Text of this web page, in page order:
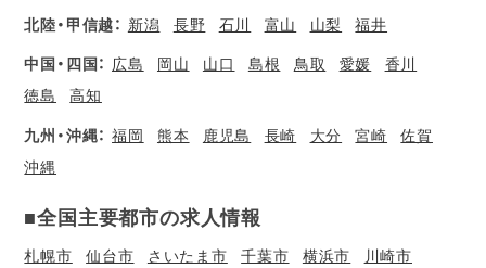
北陸・甲信越： 新潟 長野 石川 富山 山梨 福井
中国・四国： 広島 岡山 山口 島根 鳥取 愛媛
香川
徳島
高知
九州・沖縄： 福岡 熊本 鹿児島 長崎 大分 宮崎
佐賀
沖縄
■全国主要都市の求人情報
札幌市 仙台市 さいたま市 千葉市 横浜市
川崎市